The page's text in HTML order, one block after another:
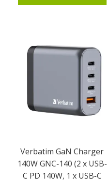
Verbatim GaN Charger
140W GNC-140 (2 x USB-
C PD 140W, 1 x USB-C